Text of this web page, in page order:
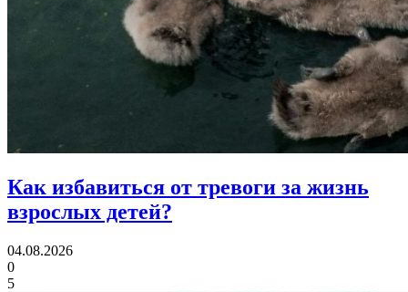
Как избавиться от тревоги за жизнь
взрослых детей?
04.08.2026
0
5